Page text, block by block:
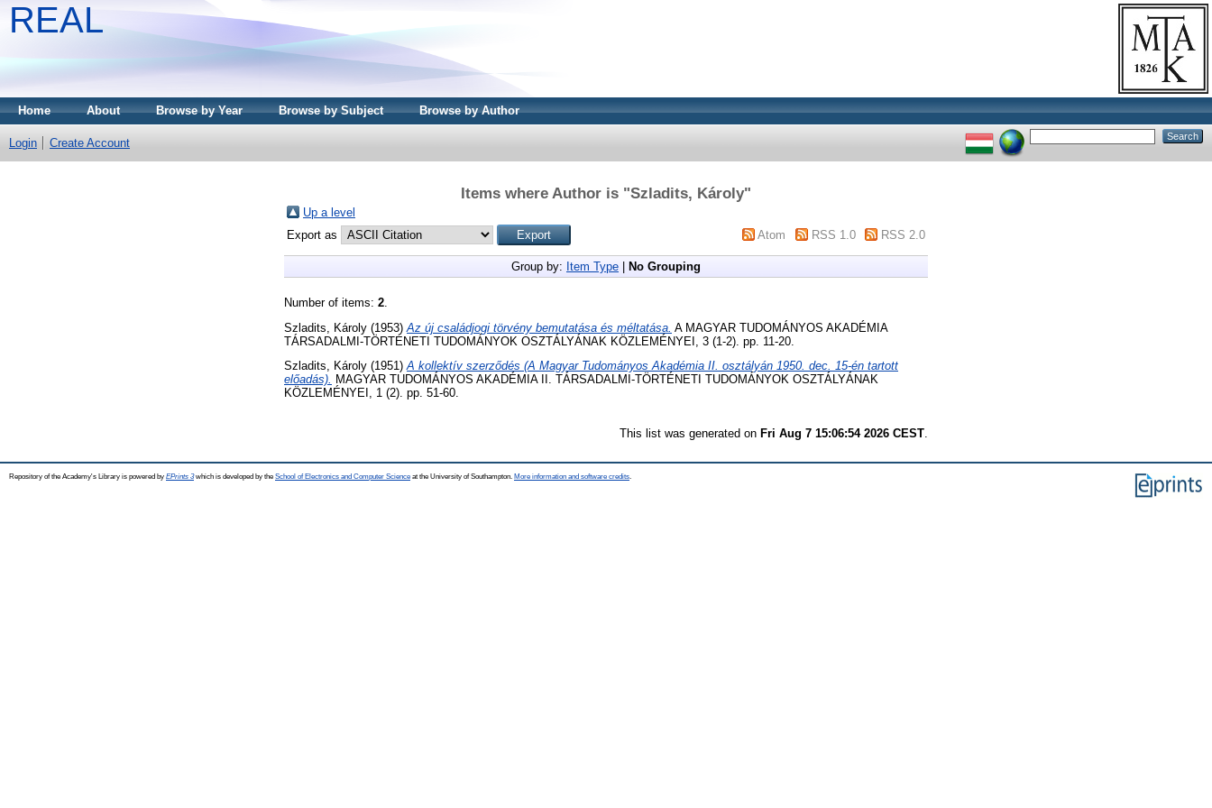
REAL
Home About Browse by Year Browse by Subject Browse by Author
Login Create Account
Items where Author is "Szladits, Károly"
Up a level
Export as
Atom RSS 1.0 RSS 2.0
Group by: Item Type No Grouping
Number of items: 2
Szladits, Károly (1953) Az új családjogi törvény bemutatása és méltatása. A MAGYAR TUDOMÁNYOS AKADÉMIA
TÁRSADALMI-TÖRTÉNETI TUDOMÁNYOK OSZTÁLYÁNAK KÖZLEMÉNYEI, 3 (1-2). pp. 11-20.
Szladits, Károly (1951)A kollektív szerződés (A Magyar Tudományos Akadémia II. osztályán 1950. dec. 15-én tartott
előadás). MAGYAR TUDOMÁNYOS AKADÉMIA II. TÁRSADALMI-TÖRTÉNETI TUDOMÁNYOK OSZTÁLYÁNAK
KÖZLEMÉNYEI, 1 (2). pp. 51-60.
This list was generated on Fri Aug 7 15:06:54 2026 CEST.
Repository of the Academy's Library is powered by EPrints 3which is developed by the School of Electronics and Computer Science at the University of Southampton. More information and software credits